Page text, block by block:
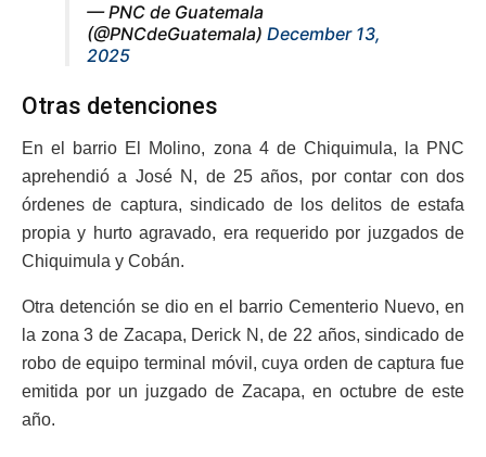
— PNC de Guatemala
(@PNCdeGuatemala) December 13,
2025
Otras detenciones
En el barrio El Molino, zona 4 de Chiquimula, la PNC
aprehendió a José N, de 25 años, por contar con dos
órdenes de captura, sindicado de los delitos de estafa
propia y hurto agravado, era requerido por juzgados de
Chiquimula y Cobán.
Otra detención se dio en el barrio Cementerio Nuevo, en
la zona 3 de Zacapa, Derick N, de 22 años, sindicado de
robo de equipo terminal móvil, cuya orden de captura fue
emitida por un juzgado de Zacapa, en octubre de este
año.